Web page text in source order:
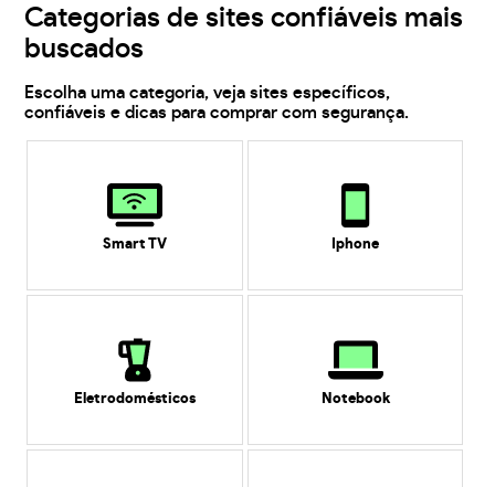
Categorias de sites confiáveis mais
buscados
Escolha uma categoria, veja sites específicos,
confiáveis e dicas para comprar com segurança.
Smart TV Iphone
Eletrodomésticos Notebook